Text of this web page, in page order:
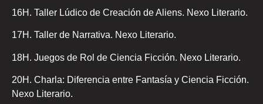
16H. Taller Lúdico de Creación de Aliens. Nexo Literario.
17H. Taller de Narrativa. Nexo Literario.
18H. Juegos de Rol de Ciencia Ficción. Nexo Literario.
20H. Charla: Diferencia entre Fantasía y Ciencia Ficción.
Nexo Literario.